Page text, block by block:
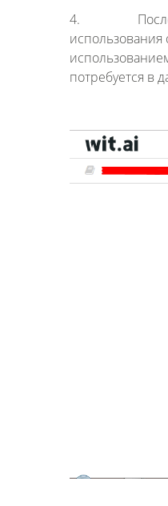
4. После
потребуется в